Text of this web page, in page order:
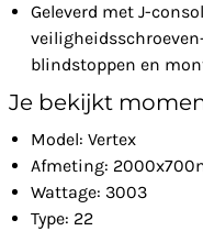
Geleverd met J-
blindstoppen en
Je bekijkt
Model: Vertex
Afmeting:
Wattage: 3003
Type: 22